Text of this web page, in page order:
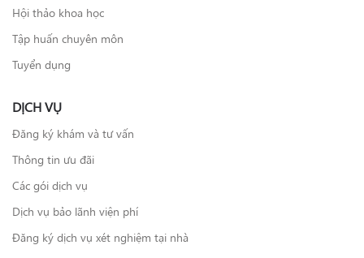
Hội thảo khoa học
Tập huấn chuyên môn
Tuyển dụng
DỊCH VỤ
Đăng ký khám và tư vấn
Thông tin ưu đãi
Các gói dịch vụ
Dịch vụ bảo lãnh viện phí
Đăng ký dịch vụ xét nghiệm tại nhà